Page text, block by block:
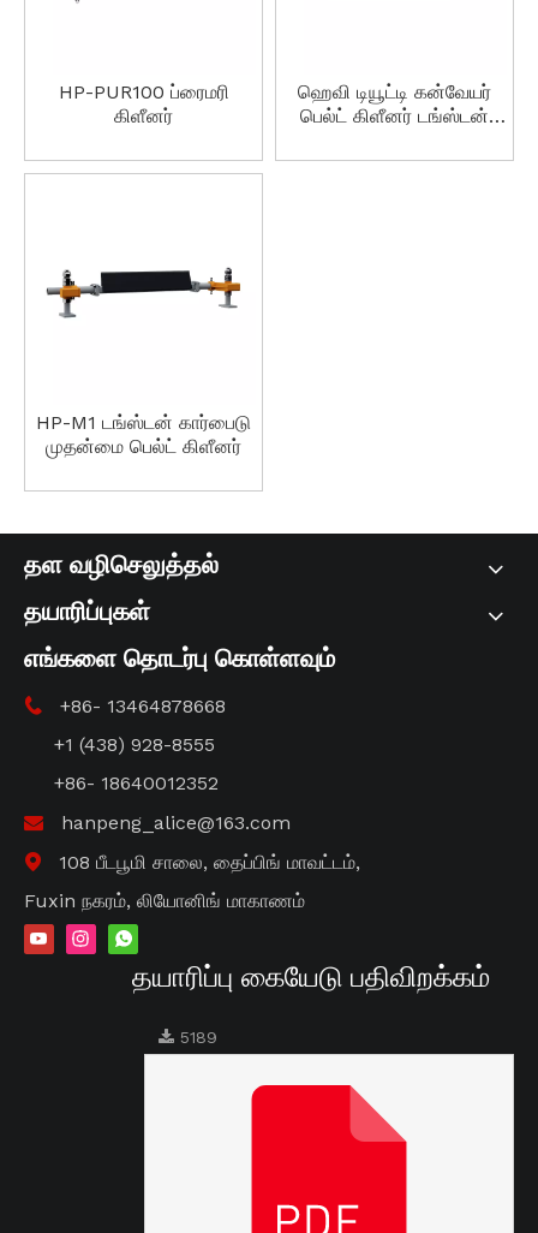
HP-PUR100 ப்ரைமரி
கிளீனர்
ஹெவி டியூட்டி கன்வேயர்
பெல்ட் கிளீனர் டங்ஸ்டன்
ரெசிஸ்டன்
HP-M1 டங்ஸ்டன் கார்பைடு
முதன்மை பெல்ட் கிளீனர்
தள வழிசெலுத்தல்
தயாரிப்புகள்
எங்களை தொடர்பு கொள்ளவும்

+86- 13464878668
+1 (438) 928-8555
+86- 18640012352
 hanpeng_alice@163.com

108 பீடபூமி சாலை, தைப்பிங் மாவட்டம்,
Fuxin நகரம், லியோனிங் மாகாணம்
தயாரிப்பு கையேடு பதிவிறக்கம்
5189